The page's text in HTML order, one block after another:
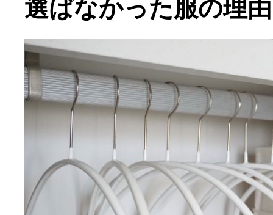
選ばなかった服の理